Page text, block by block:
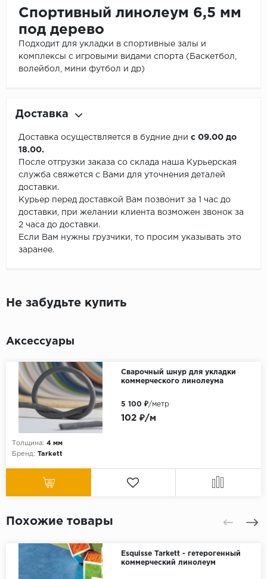
Спортивный линолеум 6,5 мм
под дерево
Подходит для укладки в спортивные залы и
комплексы с игровыми видами спорта (Баскетбол,
волейбол, мини футбол и др)
Доставка
Доставка осуществляется в будние дни с 09.00 до
18.00.
После отгрузки заказа со склада наша Курьерская
служба свяжется с Вами для уточнения деталей
доставки.
Курьер перед доставкой Вам позвонит за 1 час до
доставки, при желании клиента возможен звонок за
2 часа до доставки.
Если Вам нужны грузчики, то просим указывать это
заранее.
Не забудьте купить
Аксессуары
Сварочный шнур для укладки
коммерческого линолеума
Толщина: 4 мм
Бренд: Tarkett
102 ₽/м
5 100 ₽/метр
Похожие товары
Esquisse Tarkett - гетерогенный
коммерческий линолеум